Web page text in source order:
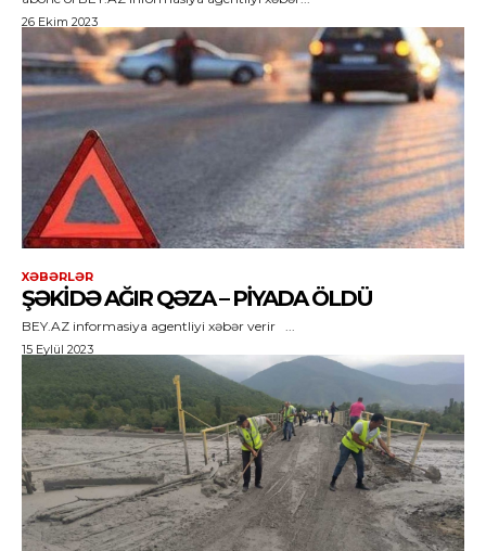
26 Ekim 2023
XƏBƏRLƏR
ŞƏKIDƏ AĞIR QƏZA – PIYADA ÖLDÜ
BEY.AZ informasiya agentliyi xəbər verir ...
15 Eylül 2023